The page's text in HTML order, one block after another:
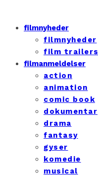
filmnyheder
filmnyheder
film trailers
filmanmeldelser
action
animation
comic book
dokumentar
drama
fantasy
gyser
komedie
musical